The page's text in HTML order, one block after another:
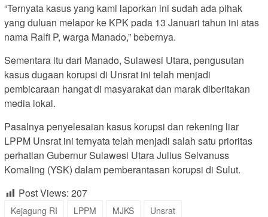
“Ternyata kasus yang kami laporkan ini sudah ada pihak
yang duluan melapor ke KPK pada 13 Januari tahun ini atas
nama Ralfi P, warga Manado,” bebernya.
Sementara itu dari Manado, Sulawesi Utara, pengusutan
kasus dugaan korupsi di Unsrat ini telah menjadi
pembicaraan hangat di masyarakat dan marak diberitakan
media lokal.
Pasalnya penyelesaian kasus korupsi dan rekening liar
LPPM Unsrat ini ternyata telah menjadi salah satu prioritas
perhatian Gubernur Sulawesi Utara Julius Selvanuss
Komaling (YSK) dalam pemberantasan korupsi di Sulut.
Post Views: 207
Kejagung RI LPPM MJKS Unsrat